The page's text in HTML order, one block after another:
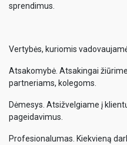
sprendimus.
Vertybės, kuriomis
Atsakomybė. Atsakingai
partneriams, kolegoms.
Dėmesys. Atsižvelgiame į
pageidavimus.
Profesionalumas. Kiekvieną